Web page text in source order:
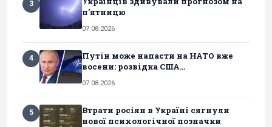
3
п'ятницю
07.08.2026
4
Путін може напасти на НАТО вже
восени: розвідка США...
07.08.2026
5
Втрати росіян в Україні сягнули
нової психологічної позначки